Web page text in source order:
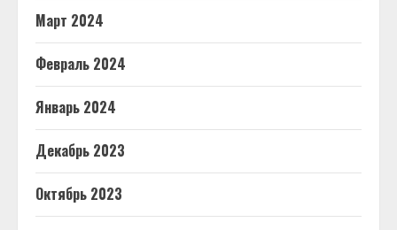
Март 2024
Февраль 2024
Январь 2024
Декабрь 2023
Октябрь 2023